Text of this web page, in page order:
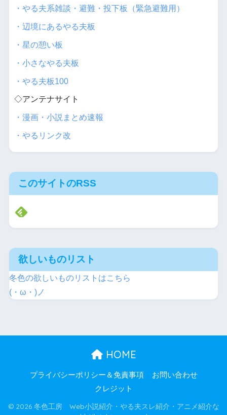
・やる夫系雑談・避難・投下板（緊急避難用）
・辺境にあるやる夫板
・星の憩い板
・小さなやる夫板
・やる夫板100
◇アンテナサイト
・漫画・小説まとめ速報
・やるリンク改
このサイトのRSS
欲しいものリスト
冬色の欲しいものリストはこちら
(・ω・)ノ
HOME
プライバシーポリシー＆免責事項
お問い合わせ
クレジット
© 2026 冬色工房 Web小説紹介・やる夫スレ紹介・アニメ紹介な